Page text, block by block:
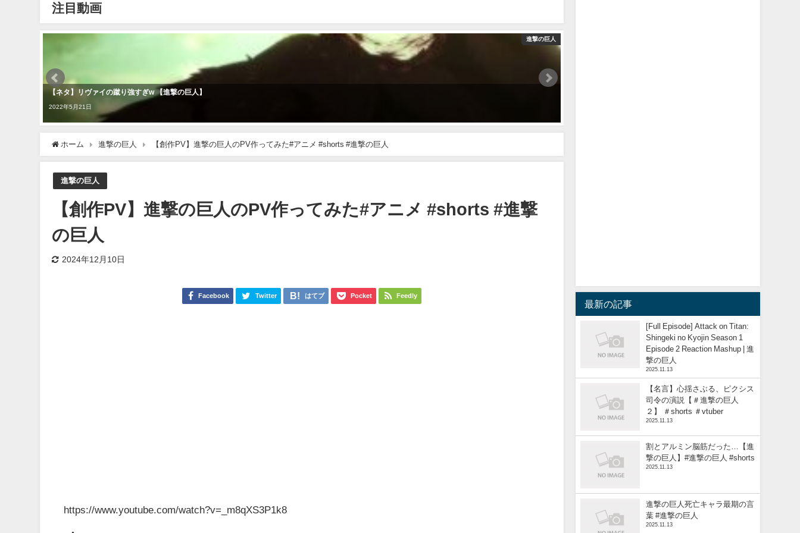
注目動画
進撃の巨人
【ネタ】リヴァイの蹴り強すぎw 【進撃の巨人】
2022年5月21日
ホーム 進撃の巨人 【創作PV】進撃の巨人のPV作ってみた#アニメ #shorts #進撃の巨人
進撃の巨人
【創作PV】進撃の巨人のPV作ってみた#アニメ #shorts #進撃
の巨人
2024年12月10日
Facebook Twitter はてブ Pocket Feedly
https://www.youtube.com/watch?v=_m8qXS3P1k8
最新の記事
[Full Episode] Attack on Titan:
Shingeki no Kyojin Season 1
Episode 2 Reaction Mashup | 進
撃の巨人
2025.11.13
【名言】心揺さぶる、ピクシス
司令の演説【＃進撃の巨人
２】 ＃shorts ＃vtuber
2025.11.13
割とアルミン脳筋だった…【進
撃の巨人】#進撃の巨人 #shorts
2025.11.13
進撃の巨人死亡キャラ最期の言
葉 #進撃の巨人
2025.11.13